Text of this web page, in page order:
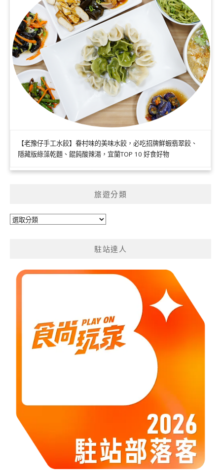
【老豫仔手工水餃】眷村味的美味水餃，必吃招牌鮮蝦翡翠餃、
隱藏版綠藻乾麵、餛飩酸辣湯，宜蘭TOP 10 好食好物
旅遊分類
旅
駐站達人